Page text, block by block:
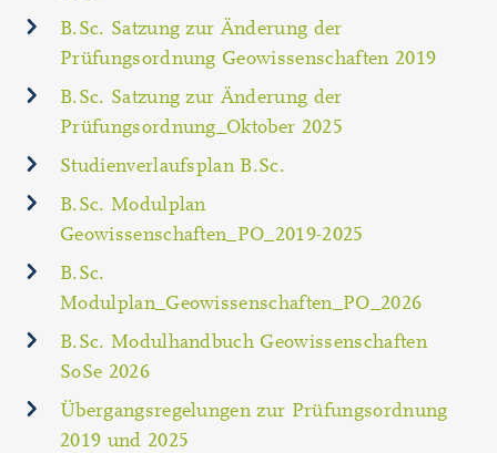
B.Sc. Satzung zur Änderung der
Prüfungsordnung Geowissenschaften 2019
B.Sc. Satzung zur Änderung der
Prüfungsordnung_Oktober 2025
Studienverlaufsplan B.Sc.
B.Sc. Modulplan
Geowissenschaften_PO_2019-2025
B.Sc.
Modulplan_Geowissenschaften_PO_2026
B.Sc. Modulhandbuch Geowissenschaften
SoSe 2026
Übergangsregelungen zur Prüfungsordnung
2019 und 2025